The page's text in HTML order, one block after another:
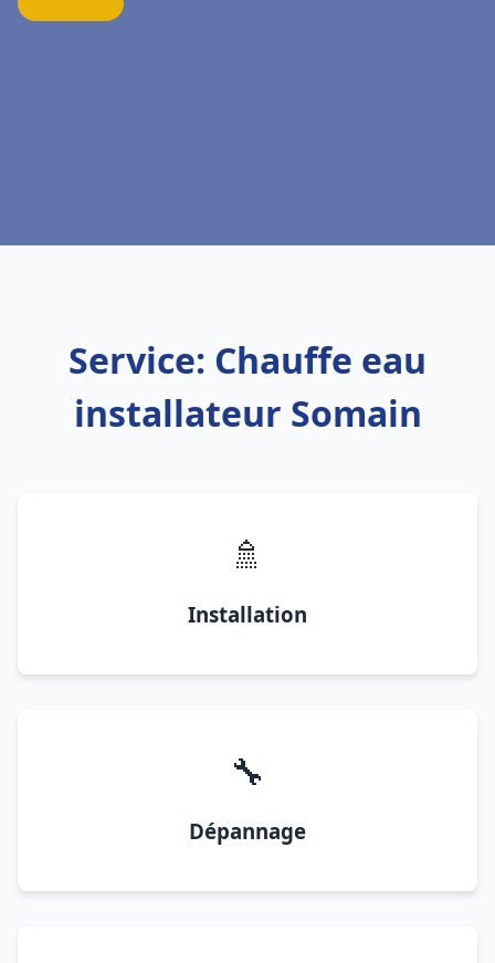
Service: Chauffe eau
installateur Somain
🚿
Installation
🔧
Dépannage